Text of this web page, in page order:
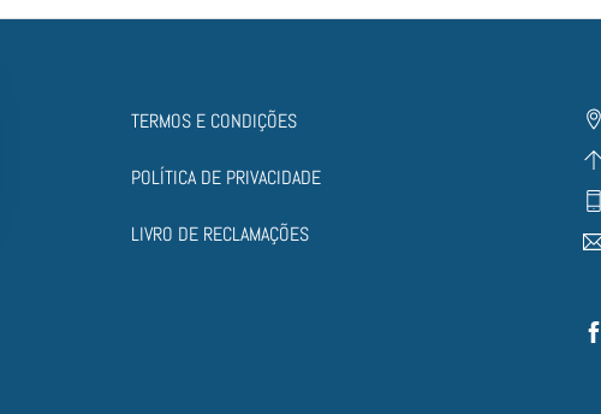
TERMOS E CONDIÇÕES
POLÍTICA DE PRIVACIDADE
LIVRO DE RECLAMAÇÕES